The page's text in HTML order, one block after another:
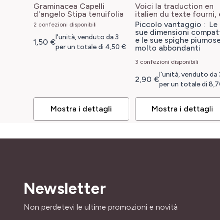
Graminacea Capelli
d'angelo Stipa tenuifolia
2 confezioni disponibili
1,50 €
l'unità, venduto da 3
per un totale di 4,50 €
Mostra i dettagli
Voici la traduction en
italien du texte fourni,
respectant toutes vos
consignes : ```html
Pennisetum, Erba ai
scopolini Little Bunny ```
Pennisetum
alopecuroïdes Little
Piccolo vantaggio : Le
sue dimensioni
e le sue spighe
molto abbondanti
3 confezioni disponibili
2,90 €
l'unità, venduto da
per un totale di
Mostra i dettagli
Newsletter
Indirizzo email
Non perdetevi le ultime promozioni e novità